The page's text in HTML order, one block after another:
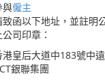
與僱主
致函以下地址，並註明
司印章：
港皇后大道中183號中
銀聯集團